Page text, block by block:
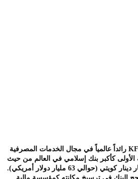
رائداً عالمياً في مجال الخدمات المصرفية
الأولى كأكبر بنك إسلامي في العالم من حيث
(حوالي 63 مليار دولار أمريكي).